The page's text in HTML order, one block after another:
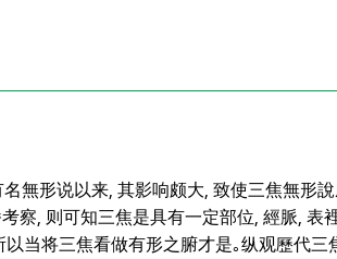
無形说以来, 其影响颇大, 致使三焦無形
考察, 则可知三焦是具有一定部位, 經脈, 表
当将三焦看做有形之腑才是｡纵观歷代三